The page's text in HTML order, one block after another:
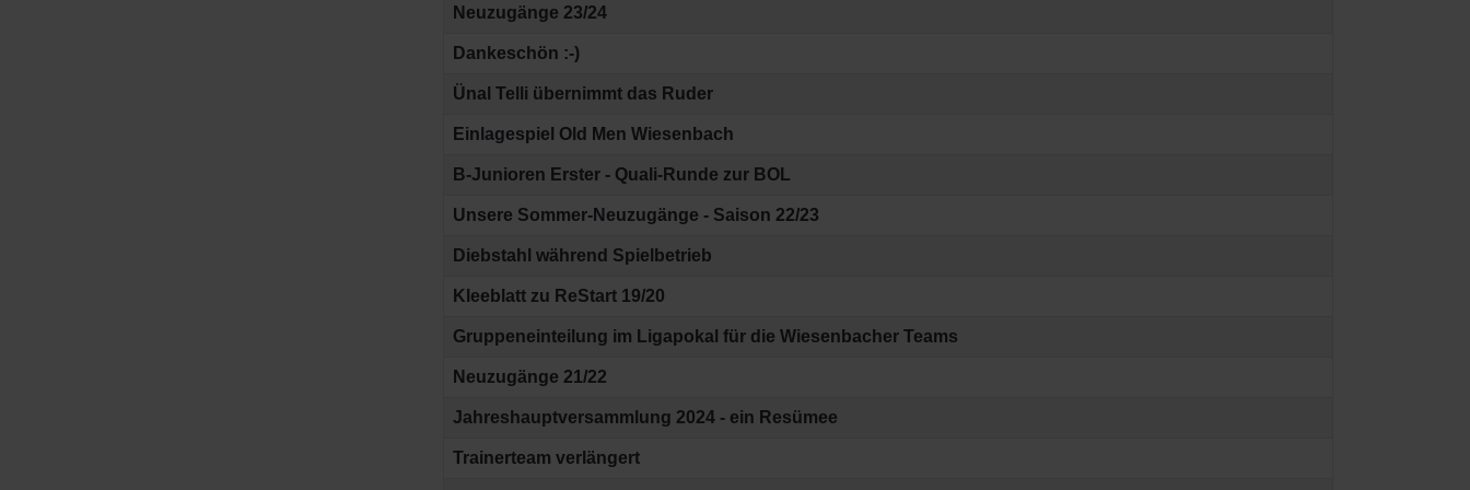
Neuzugänge 23/24
Dankeschön :-)
Ünal Telli übernimmt das Ruder
Einlagespiel Old Men Wiesenbach
B-Junioren Erster - Quali-Runde zur BOL
Unsere Sommer-Neuzugänge - Saison 22/23
Diebstahl während Spielbetrieb
Kleeblatt zu ReStart 19/20
Gruppeneinteilung im Ligapokal für die Wiesenbacher Teams
Neuzugänge 21/22
Jahreshauptversammlung 2024 - ein Resümee
Trainerteam verlängert